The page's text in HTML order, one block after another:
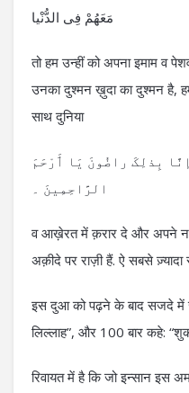
مَعَھُمْ فِی الدُّنْیا
तो हम उन्हीं को अपना इमाम व
उनका दुश्मन ख़ुदा का दुश्मन है,
साथ दुनिया
بِذلِکَ راضُونَ یَا ٲَرْحَمَ
الرَّاحِمِینَ ۔
व आख़ेरत में क़रार दे और अपने
अक़ीदे पर राज़ी हैं. ऐ सबसे
इस दुआ को पढ़ने के बाद सजदे में
लिल्लाह”, और 100 बार कहे:
रिवायत में है कि जो इन्सान इस